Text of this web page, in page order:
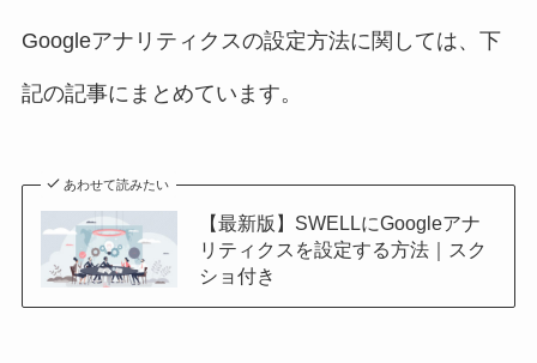
Googleアナリティクスの設定方法に関しては、下
記の記事にまとめています。
あわせて読みたい
【最新版】SWELLにGoogleアナ
リティクスを設定する方法｜スク
ショ付き